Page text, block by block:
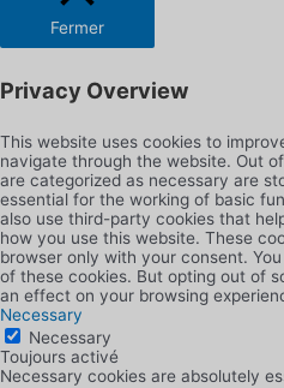
Fermer
Privacy Overview
This website uses cookies to
navigate through the website. Out
are categorized as necessary are
essential for the working of basic
also use third-party cookies that
how you use this website. These
browser only with your consent.
of these cookies. But opting out of
an effect on your browsing
Necessary
Necessary
Toujours activé
Necessary cookies are absolutely